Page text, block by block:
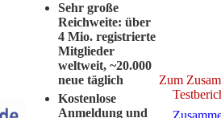
Sehr große
Reichweite: über
4 Mio. registrierte
Mitglieder
weltweit, ~20.000
neue täglich
Kostenlose
Anmeldung und
Zum